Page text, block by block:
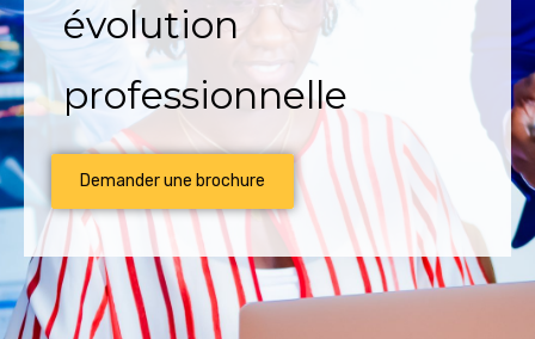
évolution
professionnelle
Demander une brochure